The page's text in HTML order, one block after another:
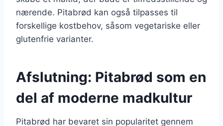
nærende. Pitabrød kan også tilpasses til
forskellige kostbehov, såsom vegetariske eller
glutenfrie varianter.
Afslutning: Pitabrød som en
del af moderne madkultur
Pitabrød har bevaret sin popularitet gennem